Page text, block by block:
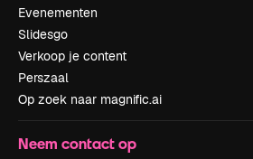
Evenementen
Slidesgo
Verkoop je content
Perszaal
Op zoek naar magnific.ai
Neem contact op